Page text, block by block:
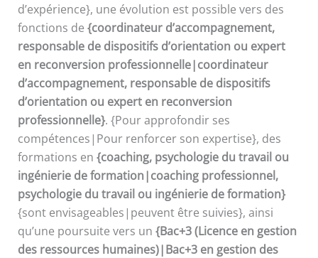
d’expérience}, une évolution est possible vers des
fonctions de {coordinateur d’accompagnement,
responsable de dispositifs d’orientation ou expert
en reconversion professionnelle|coordinateur
d’accompagnement, responsable de dispositifs
d’orientation ou expert en reconversion
professionnelle}. {Pour approfondir ses
compétences|Pour renforcer son expertise}, des
formations en {coaching, psychologie du travail ou
ingénierie de formation|coaching professionnel,
psychologie du travail ou ingénierie de formation}
{sont envisageables|peuvent être suivies}, ainsi
qu’une poursuite vers un {Bac+3 (Licence en gestion
des ressources humaines)|Bac+3 en gestion des